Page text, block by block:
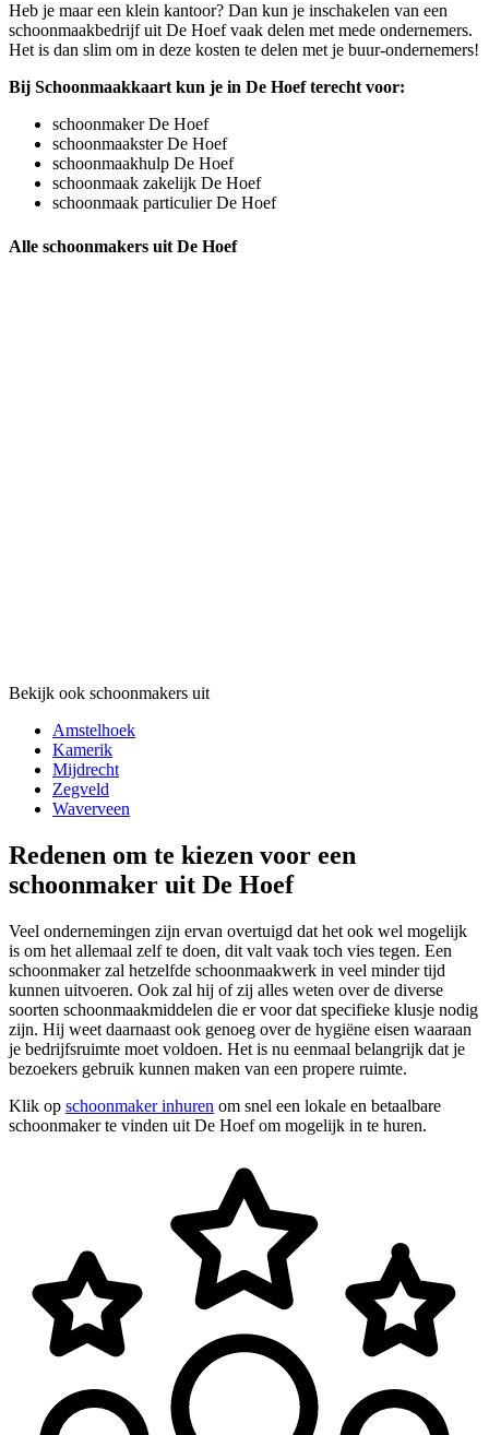
Heb je maar een klein kantoor? Dan kun je inschakelen van een
schoonmaakbedrijf uit De Hoef vaak delen met mede ondernemers.
Het is dan slim om in deze kosten te delen met je buur-ondernemers!
Bij Schoonmaakkaart kun je in De Hoef terecht voor:
schoonmaker De Hoef
schoonmaakster De Hoef
schoonmaakhulp De Hoef
schoonmaak zakelijk De Hoef
schoonmaak particulier De Hoef
Alle schoonmakers uit De Hoef
Bekijk ook schoonmakers uit
Amstelhoek
Kamerik
Mijdrecht
Zegveld
Waverveen
Redenen om te kiezen voor een
schoonmaker uit De Hoef
Veel ondernemingen zijn ervan overtuigd dat het ook wel mogelijk
is om het allemaal zelf te doen, dit valt vaak toch vies tegen. Een
schoonmaker zal hetzelfde schoonmaakwerk in veel minder tijd
kunnen uitvoeren. Ook zal hij of zij alles weten over de diverse
soorten schoonmaakmiddelen die er voor dat specifieke klusje nodig
zijn. Hij weet daarnaast ook genoeg over de hygiëne eisen waaraan
je bedrijfsruimte moet voldoen. Het is nu eenmaal belangrijk dat je
bezoekers gebruik kunnen maken van een propere ruimte.
Klik op schoonmaker inhuren om snel een lokale en betaalbare
schoonmaker te vinden uit De Hoef om mogelijk in te huren.